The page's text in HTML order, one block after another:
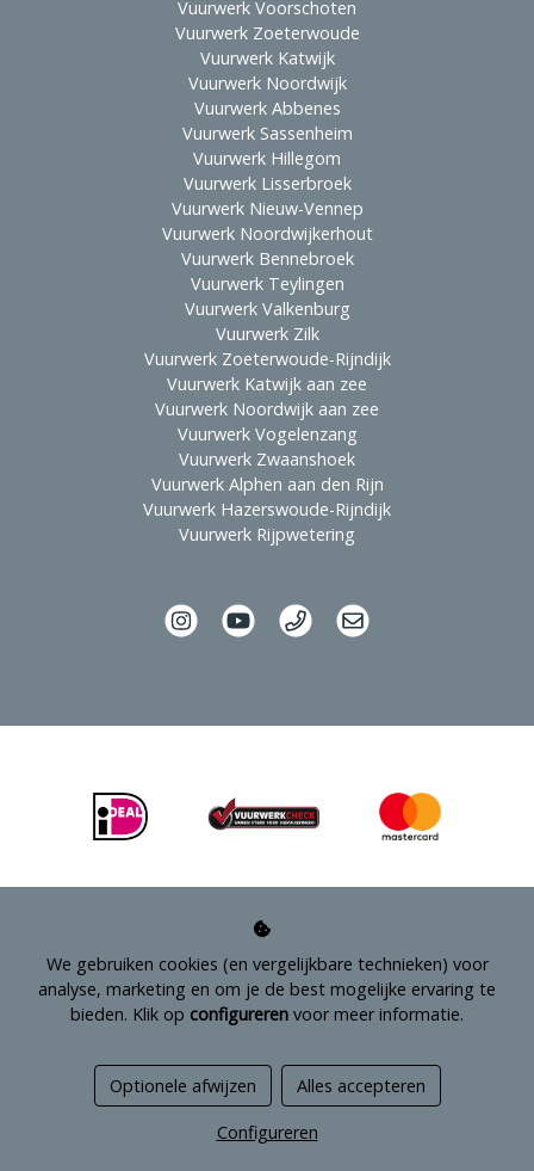
We gebruiken cookies (en vergelijkbare technieken) voor
analyse, marketing en om je de best mogelijke ervaring te
bieden. Klik op configureren voor meer informatie.
Optionele afwijzen Alles accepteren
Configureren
Vuurwerk Voorschoten
Vuurwerk Zoeterwoude
Vuurwerk Katwijk
Vuurwerk Noordwijk
Vuurwerk Abbenes
Vuurwerk Sassenheim
Vuurwerk Hillegom
Vuurwerk Lisserbroek
Vuurwerk Nieuw-Vennep
Vuurwerk Noordwijkerhout
Vuurwerk Bennebroek
Vuurwerk Teylingen
Vuurwerk Valkenburg
Vuurwerk Zilk
Vuurwerk Zoeterwoude-Rijndijk
Vuurwerk Katwijk aan zee
Vuurwerk Noordwijk aan zee
Vuurwerk Vogelenzang
Vuurwerk Zwaanshoek
Vuurwerk Alphen aan den Rijn
Vuurwerk Hazerswoude-Rijndijk
Vuurwerk Rijpwetering
Managed hosting
Webshopontwikkeling